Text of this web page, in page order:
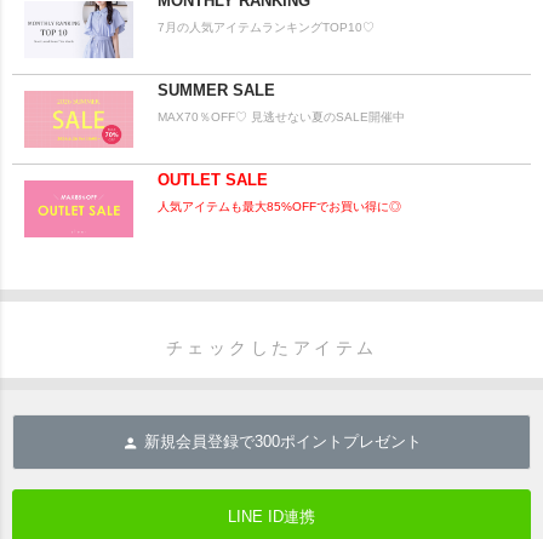
7月の人気アイテムランキングTOP10♡
SUMMER SALE
MAX70％OFF♡ 見逃せない夏のSALE開催中
OUTLET SALE
人気アイテムも最大85%OFFでお買い得に◎
チェックしたアイテム
新規会員登録で300ポイントプレゼント
LINE ID連携